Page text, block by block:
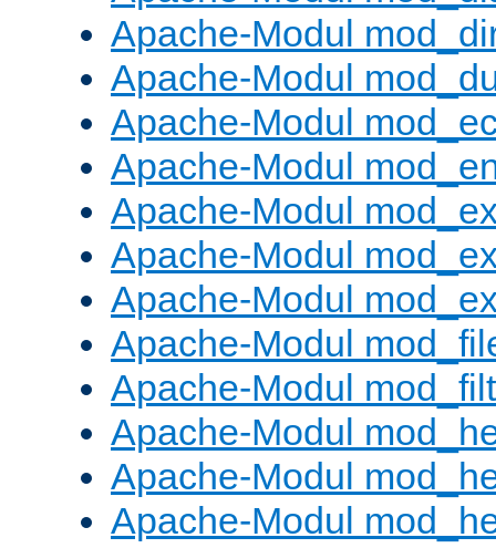
Apache-Modul
Apache-Modul
Apache-Modul
Apache-Modul
Apache-Modul
Apache-Modul
Apache-Modul
Apache-Modul
Apache-Modul
Apache-Modul
Apache-Modul
Apache-Modul